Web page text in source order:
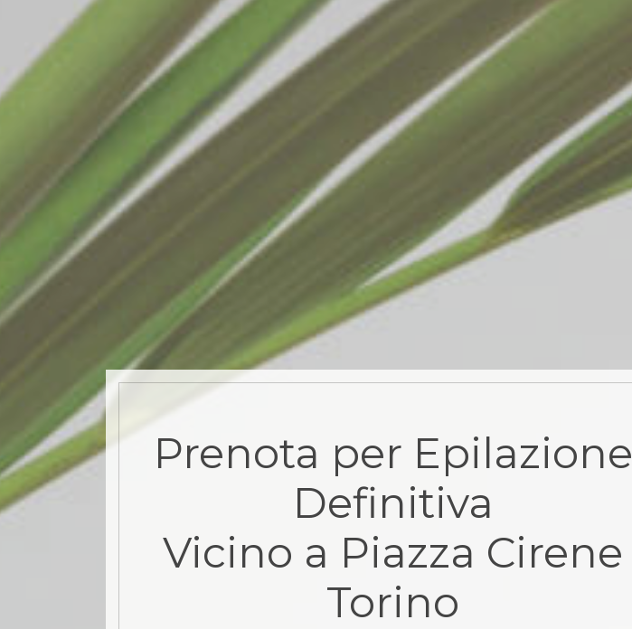
Prenota per Epilazione
Definitiva
Vicino a Piazza Cirene
Torino